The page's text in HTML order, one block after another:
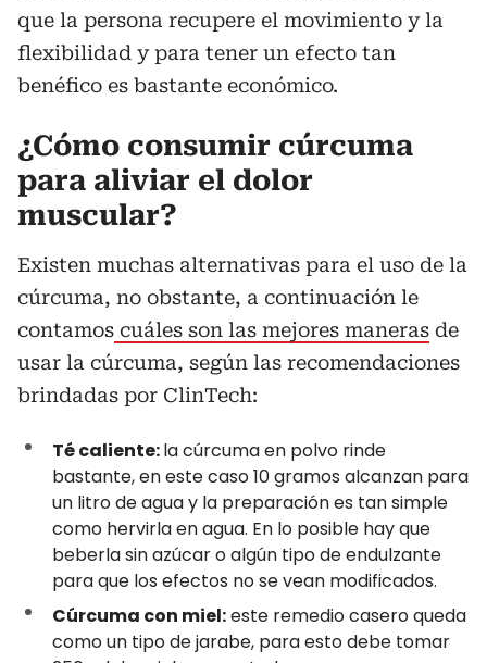
que la persona recupere el movimiento y la
flexibilidad y para tener un efecto tan
benéfico es bastante económico.
¿Cómo consumir cúrcuma
para aliviar el dolor
muscular?
Existen muchas alternativas para el uso de la
cúrcuma, no obstante, a continuación le
contamos cuáles son las mejores maneras de
usar la cúrcuma, según las recomendaciones
brindadas por ClinTech:
Té caliente:la cúrcuma en polvo rinde
bastante, en este caso 10 gramos alcanzan para
un litro de agua y la preparación es tan simple
como hervirla en agua. En lo posible hay que
beberla sin azúcar o algún tipo de endulzante
para que los efectos no se vean modificados.
Cúrcuma con miel:este remedio casero queda
como un tipo de jarabe, para esto debe tomar